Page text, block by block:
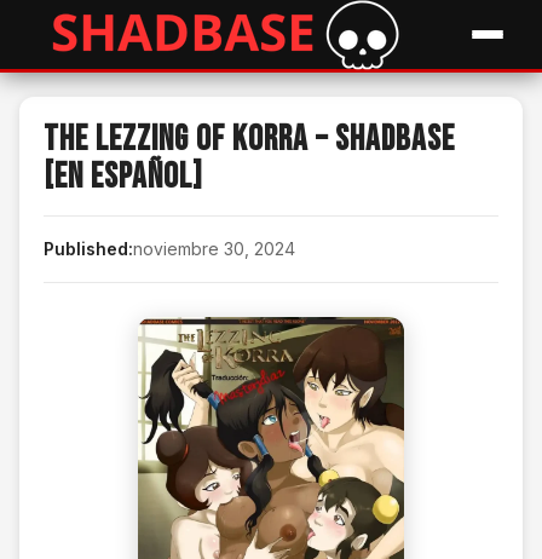
The Lezzing of Korra – Shadbase
[En Español]
Published:noviembre 30, 2024